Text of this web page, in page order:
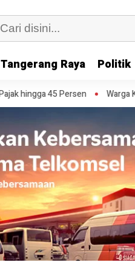
Tangerang Raya Politik
Warga Kelurahan Cipondoh